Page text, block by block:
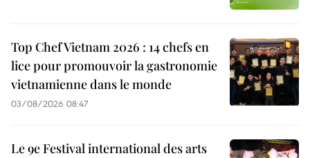
Top Chef Vietnam 2026 : 14 chefs en
lice pour promouvoir la gastronomie
vietnamienne dans le monde
03/08/2026 08:47
Le 9e Festival international des arts